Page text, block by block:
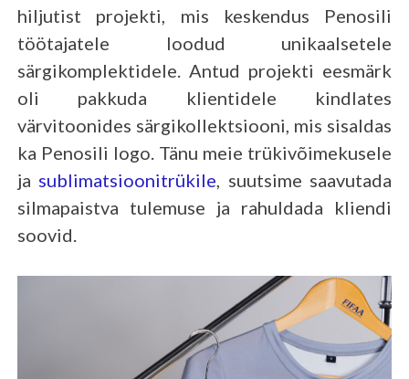
hiljutist projekti, mis keskendus Penosili
töötajatele loodud unikaalsetele
särgikomplektidele. Antud projekti eesmärk
oli pakkuda klientidele kindlates
värvitoonides särgikollektsiooni, mis sisaldas
ka Penosili logo. Tänu meie trükivõimekusele
ja sublimatsioonitrükile, suutsime saavutada
silmapaistva tulemuse ja rahuldada kliendi
soovid.